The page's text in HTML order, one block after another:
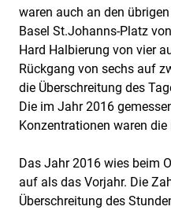
waren auch an den
Basel St.Johanns-Platz
Hard Halbierung von vier
Rückgang von sechs auf
die Überschreitung des
Die im Jahr 2016
Konzentrationen waren
Das Jahr 2016 wies beim
auf als das Vorjahr. Die
Überschreitung des